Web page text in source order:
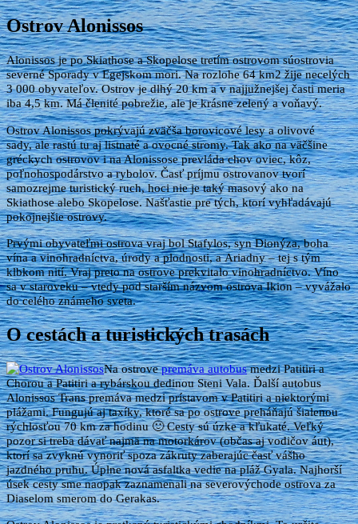
Ostrov Alonissos
Alonissos je po Skiathose a Skopelose tretím ostrovom súostrovia
severné Sporady v Egejskom mori. Na rozlohe 64 km2 žije necelých
3 000 obyvateľov. Ostrov je dlhý 20 km a v najjužnejšej časti meria
iba 4,5 km. Má členité pobrežie, ale je krásne zelený a voňavý.
Ostrov Alonissos pokrývajú zväčša borovicové lesy a olivové
sady, ale rastú tu aj listnaté a ovocné stromy. Tak ako na väčšine
gréckych ostrovov i na Alonissose prevláda chov oviec, kôz,
poľnohospodárstvo a rybolov. Časť príjmu ostrovanov tvorí
samozrejme turistický ruch, hoci nie je taký masový ako na
Skiathose alebo Skopelose. Našťastie pre tých, ktorí vyhľadávajú
pokojnejšie ostrovy.
Prvými obyvateľmi ostrova vraj bol Stafylos, syn Dionýza, boha
vína a vinohradníctva, úrody a plodnosti, a Ariadny – tej s tým
klbkom nití. Vraj preto na ostrove prekvitalo vinohradníctvo. Víno
sa v staroveku – vtedy pod starším názvom ostrova Ikion – vyvážalo
do celého známeho sveta.
O cestách a turistických trasách
Na ostrovepremáva autobusmedzi Patitiri a
Chorou a Patitiri a rybárskou dedinou Steni Vala. Ďalší autobus
Alonissos Trans premáva medzi prístavom v Patitiri a niektorými
plážami. Fungujú aj taxíky, ktoré sa po ostrove preháňajú šialenou
rýchlosťou 70 km za hodinu 🙂 Cesty sú úzke a kľukaté. Veľký
pozor si treba dávať najmä na motorkárov (občas aj vodičov áut),
ktorí sa zvyknú vynoriť spoza zákruty zaberajúc časť vášho
jazdného pruhu. Úplne nová asfaltka vedie na pláž Gyala. Najhorší
úsek cesty sme naopak zaznamenali na severovýchode ostrova za
Diaselom smerom do Gerakas.